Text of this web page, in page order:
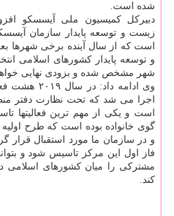
شده است.
دبیركل كمیسیون ملی آیسسكو
زیست و توسعه پایدار سازمان
است كه از سال آینده برخی شهرها
و توسعه پایدار كشورهای اسلامی
شهر مشخص شده و بزودی نهایی
وی ادامه
اجرا می شد كه تحت نظارت دفتر
است و یكی از مهم ترین فعالیتها
گوی خانواده بوده است كه طرح
و در سازمان ما مورد استقبال
فاز اول این مركز تاسیس شود و
مشتركی را میان كشورهای اسلامی
كند.